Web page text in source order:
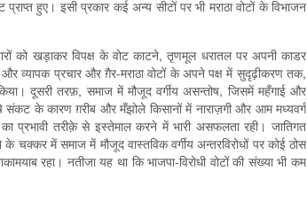
हुए। इसी प्रकार कई अन्य सीटों पर भी मराठा वोटों के विभाजन
को खड़ाकर विपक्ष के वोट काटने, तृणमूल धरातल पर अपनी काडर
व्यापक प्रचार और ग़ैर-मराठा वोटों के अपने पक्ष में सुदृढ़ीकरण तक,
दूसरी तरफ़, समाज में मौजूद वर्गीय असन्तोष, जिसमें महँगाई और
के कारण ग़रीब और मँझोले किसानों में नाराज़गी और आम मध्यवर्ग
प्रभावी तरीक़े से इस्तेमाल करने में भारी असफलता रही। जातिगत
चक्कर में समाज में मौजूद वास्तविक वर्गीय अन्तरविरोधों पर कोई ठोस
रहा। नतीजा यह था कि भाजपा-विरोधी वोटों की संख्या भी कम